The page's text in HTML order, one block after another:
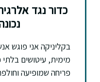
כדור נגד
בקליניקה אני פוגש
מימית, עיטושים בלתי
פריחה שמופיעה